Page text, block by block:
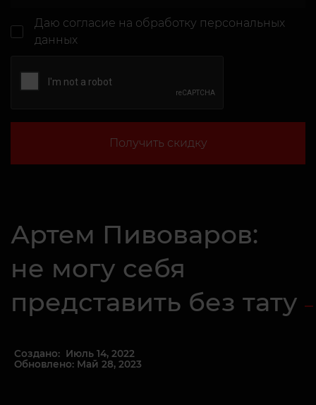
Даю согласие на обработку персональных
данных
Получить скидку
Артем Пивоваров:
не могу себя
представить без тату
Создано: Июль 14, 2022
Обновлено: Май 28, 2023